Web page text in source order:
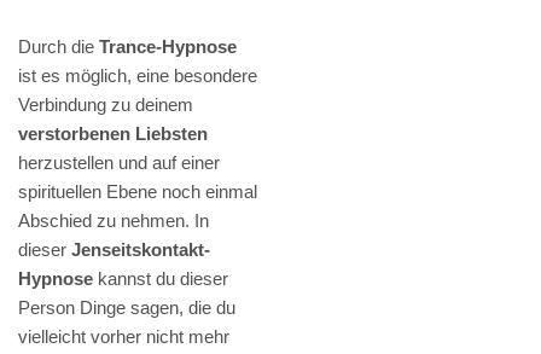
Durch die Trance-Hypnose
ist es möglich, eine besondere
Verbindung zu deinem
verstorbenen Liebsten
herzustellen und auf einer
spirituellen Ebene noch einmal
Abschied zu nehmen. In
dieser Jenseitskontakt-
Hypnose kannst du dieser
Person Dinge sagen, die du
vielleicht vorher nicht mehr